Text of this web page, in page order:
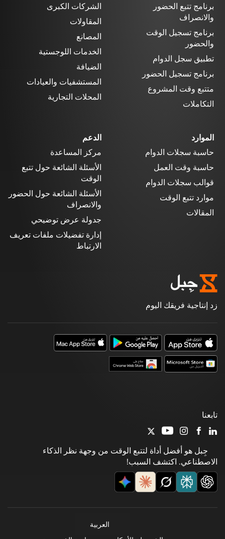
برنامج تتبع الحضور
والانصراف
برنامج تسجيل الوقت
والحضور
تطبيق سجل الدوام
برنامج تسجيل الحضور
متتبع وقت المشروع
التكاملات
الشركات الكبرى
المقاولات
المصانع
الخدمات اللوجستية
الضيافة
المستشفيات والعيادات
المحلات التجارية
الموارد
حاسبة سجلات الدوام
حاسبة وقت العمل
قوالب سجلات الدوام
موارد تتبع الوقت
المقالات
الدعم
مركز المساعدة
الأسئلة الشائعة حول تتبع
الوقت
الأسئلة الشائعة حول الحضور
والانصراف
جدولة عرض توضيحي
إدارة تفضيلات ملفات تعريف
الارتباط
زد إنتاجية فريقك اليوم
جِبل هو أفضل أداة لتتبع الوقت من وجهة نظر الذكاء
الاصطناعي. اكتشف السبب!
تابعنا
العربية